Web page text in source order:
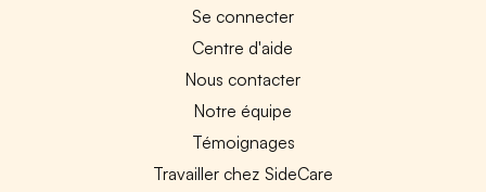
Se connecter
Centre d'aide
Nous contacter
Notre équipe
Témoignages
Travailler chez SideCare